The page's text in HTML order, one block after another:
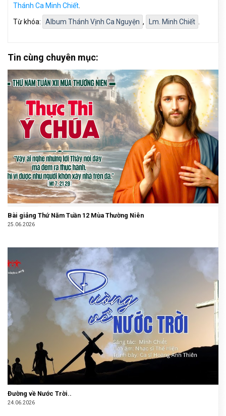
Thánh Ca Minh Chiết.
Từ khóa:
Album Thánh Vịnh Ca Nguyện , Lm. Minh Chiết .
Tin cùng chuyên mục:
Bài giảng Thứ Năm Tuần 12 Mùa Thường Niên
25.06.2026
Đường về Nước Trời..
24.06.2026